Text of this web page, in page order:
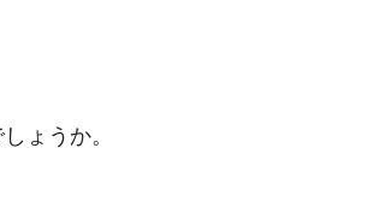
ょうか。